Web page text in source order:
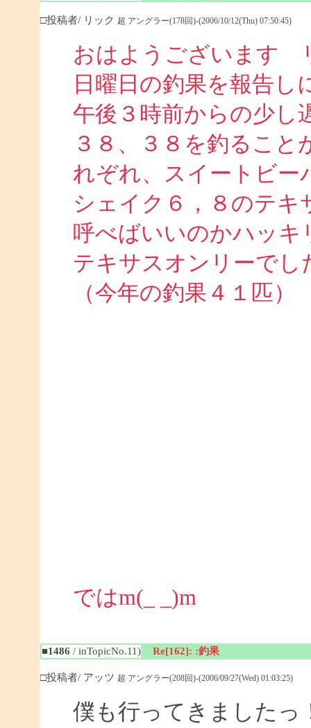
□投稿者/ リック 超 アングラー(178回)-(2006/10/12(Thu) 07:50:45)
おはようございます
日曜日の釣果を報告し
午後３時前からの少し
３８、３８を釣るこ
れぞれ、スイートビー
シェイク６，８のテキ
呼べばいいのかハッキ
テキサスオンリーで
（今年の釣果４１匹）
ではm(_ _)m
■1486 / inTopicNo.11) Re[162]: :釣果
□投稿者/ アッツ 超 アングラー(208回)-(2006/09/27(Wed) 01:03:25)
僕も行ってきました